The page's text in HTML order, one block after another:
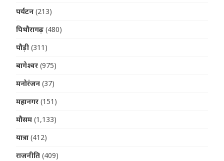
पर्यटन (213)
पिथौरागढ़ (480)
पौड़ी (311)
बागेश्वर (975)
मनोरंजन (37)
महानगर (151)
मौसम (1,133)
यात्रा (412)
राजनीति (409)